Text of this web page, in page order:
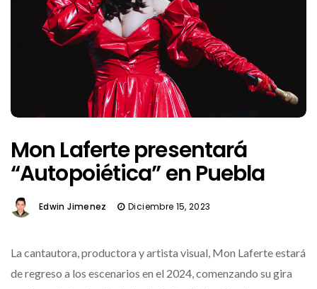
Mon Laferte presentará
“Autopoiética” en Puebla
Edwin Jimenez Diciembre 15, 2023
La cantautora, productora y artista visual, Mon Laferte estará
de regreso a los escenarios en el 2024, comenzando su gira